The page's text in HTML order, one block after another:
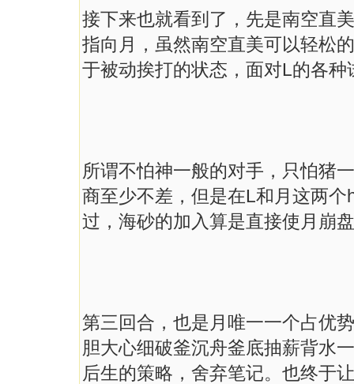
接下来也就看到了，先是南空直
指向月，虽然南空直美可以轻松
于被动挨打的状态，面对L的各种
所谓不怕神一般的对手，只怕猪
商至少不差，但是在L和月这两个
过，海砂的加入算是直接使月
第三回合，也是月唯一一个占优
胆大心细破釜沉舟釜底抽薪背水
后生的策略，舍弃笔记。也终于